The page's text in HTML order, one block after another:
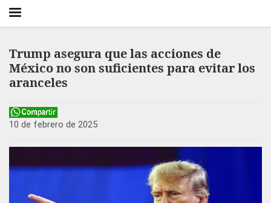
Trump asegura que las acciones de
México no son suficientes para evitar los
aranceles
10 de febrero de 2025